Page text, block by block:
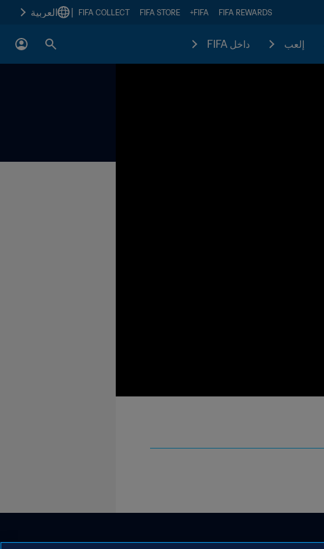
FIFA REWARDS
FIFA+
FIFA STORE
FIFA COLLECT العربية
إلعب داخل FIFA